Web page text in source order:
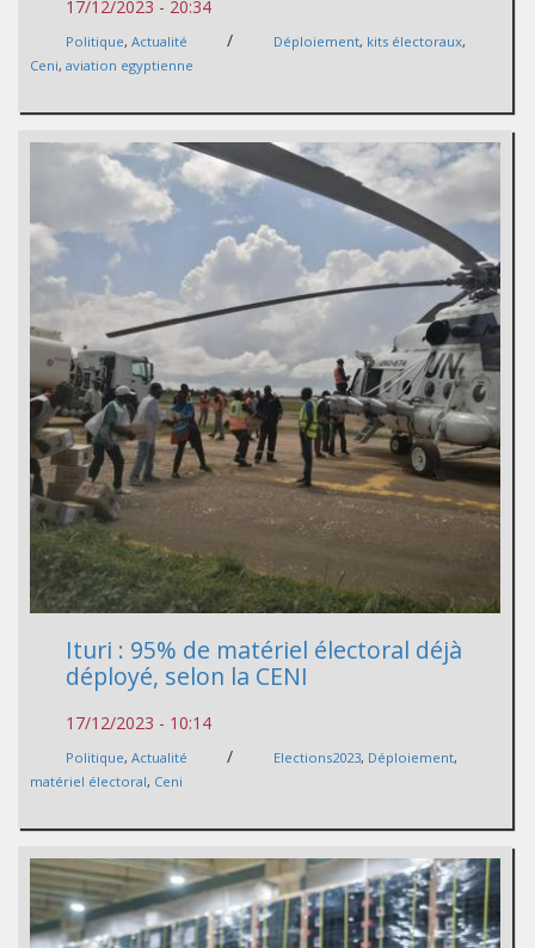
17/12/2023 - 20:34
Politique, Actualité / Déploiement, kits électoraux,
Ceni, aviation egyptienne
Ituri : 95% de matériel électoral déjà
déployé, selon la CENI
17/12/2023 - 10:14
Politique, Actualité / Elections2023, Déploiement,
matériel électoral, Ceni